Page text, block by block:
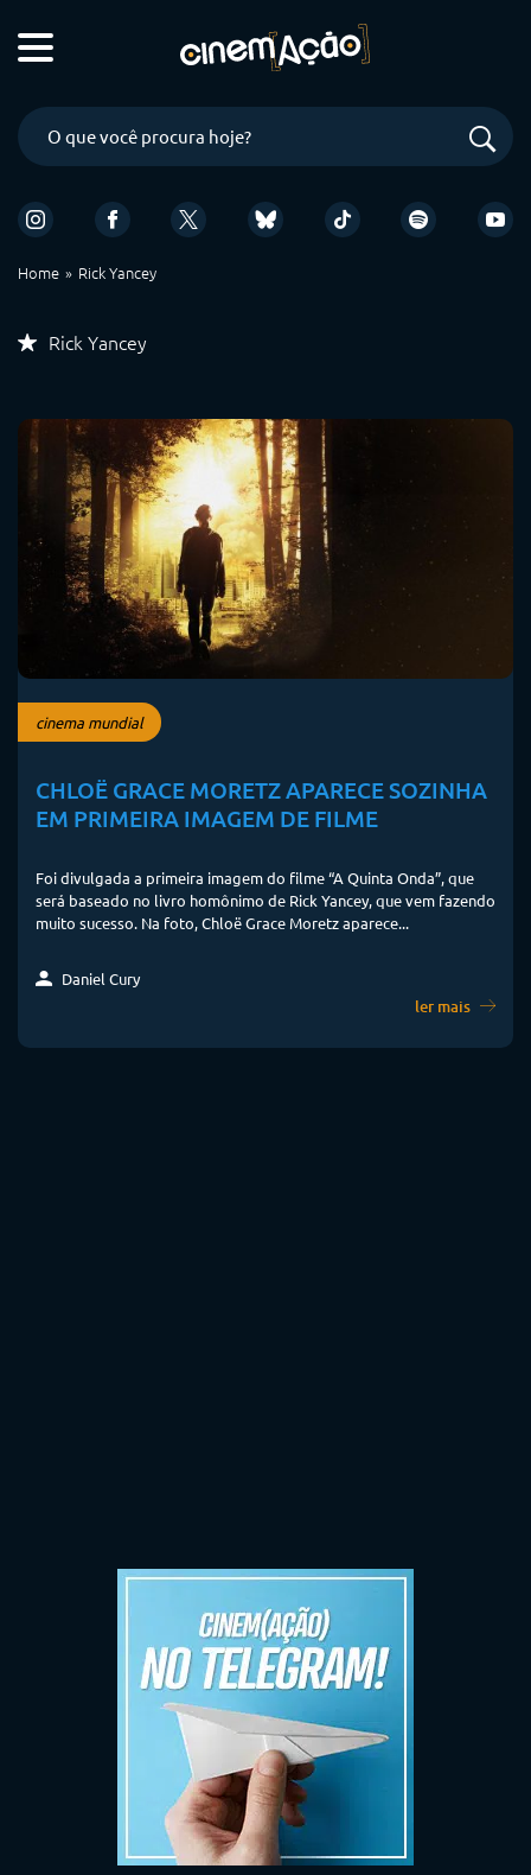
Home Rick Yancey
Rick Yancey
cinema mundial
CHLOË GRACE MORETZ APARECE SOZINHA
EM PRIMEIRA IMAGEM DE FILME
Foi divulgada a primeira imagem do filme “A Quinta Onda”, que
será baseado no livro homônimo de Rick Yancey, que vem fazendo
muito sucesso. Na foto, Chloë Grace Moretz aparece...
Daniel Cury
ler mais